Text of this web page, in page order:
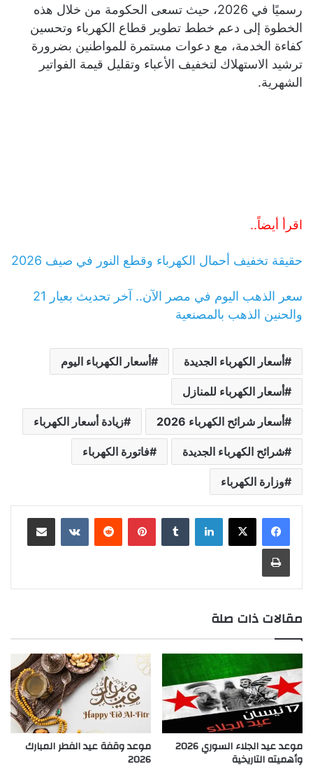
رسميًا في 2026، حيث تسعى الحكومة من خلال هذه
الخطوة إلى دعم خطط تطوير قطاع الكهرباء وتحسين
كفاءة الخدمة، مع دعوات مستمرة للمواطنين بضرورة
ترشيد الاستهلاك لتخفيف الأعباء وتقليل قيمة الفواتير
الشهرية.
اقرأ أيضاً..
حقيقة تخفيف أحمال الكهرباء وقطع النور في صيف 2026
سعر الذهب اليوم في مصر الآن.. آخر تحديث بعيار 21
والحنين الذهب بالمصنعية
أسعار الكهرباء الجديدة أسعار الكهرباء اليوم
أسعار الكهرباء للمنازل
أسعار شرائح الكهرباء 2026 زيادة أسعار الكهرباء
شرائح الكهرباء الجديدة فاتورة الكهرباء
وزارة الكهرباء
لينكدإن بينتيريست مشاركة عبر البريد
طباعة
مقالات ذات صلة
موعد عيد الجلاء السوري 2026
وأهميته التاريخية
موعد وقفة عيد الفطر المبارك
2026